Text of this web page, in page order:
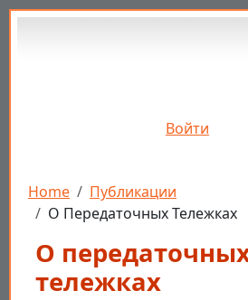
Перейти к основному
Войти
Строка навигации
Home
Публикации
О Передаточных Тележках
О
тележках